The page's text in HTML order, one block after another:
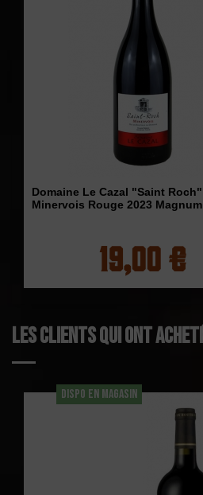
Domaine Le Cazal "Saint Roch"
Minervois Rouge 2023 Magnum
19,00 €
Les clients qui ont
DISPO EN MAGASIN